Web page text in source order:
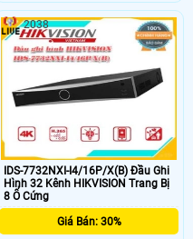
truyền hình ảnh HD qua mạng tốt,
hỗ trợ xem camera trên nhiều trình
duyệt web và hệ điều hành trên máy
tính khác nhau. Đầu ghi hình Turbo
4.0 5MP 8 kênh Hikvision iDS-
7208HUHI-M1/E
IDS-7732NXI-I4/16P/X(B) Đầu Ghi
Hình 32 Kênh HIKVISION Trang Bị
8 Ổ Cứng
Giá Bán: 30%
2038